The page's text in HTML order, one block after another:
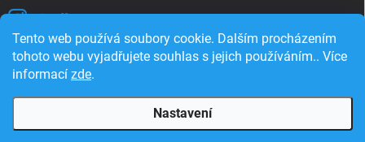
Tento web používá soubory cookie. Dalším procházením
tohoto webu vyjadřujete souhlas s jejich používáním.. Více
informací zde.
Nastavení
istuffcz
istuffcz
@istuff.cz